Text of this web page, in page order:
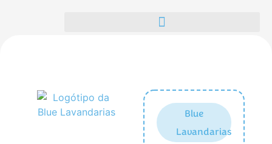
Blue
Lavandarias